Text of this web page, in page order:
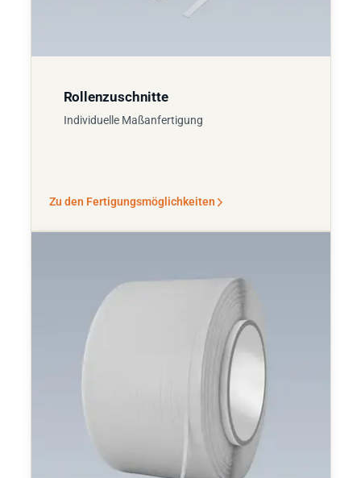
Rollenzuschnitte
Individuelle Maßanfertigung
Zu den Fertigungsmöglichkeiten